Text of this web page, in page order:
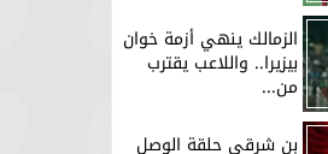
الزمالك ينهي أزمة خوان
بيزيرا.. واللاعب يقترب
من...
بن شرقي حلقة الوصل